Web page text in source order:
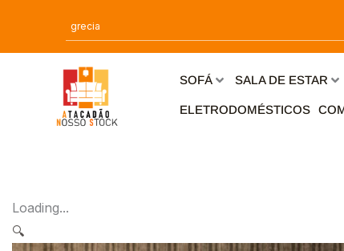
o
SOFÁ SALA DE ESTAR
ELETRODOMÉSTICOS
Loading...
🔍